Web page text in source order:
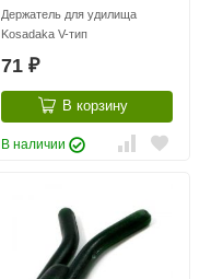
Держатель для удилища
Kosadaka V-тип
71 ₽
В корзину
В наличии